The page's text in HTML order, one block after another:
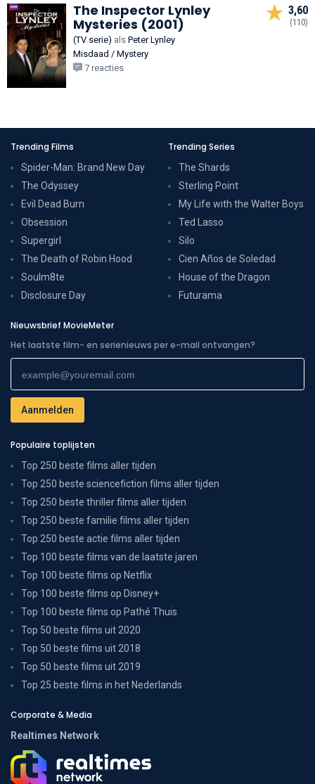
The Inspector Lynley
Mysteries (2001)
(TV serie) als Peter Lynley
Misdaad / Mystery
7 reacties
3,60
(110)
Trending Films
Spider-Man: Brand New Day
The Odyssey
Evil Dead Burn
Obsession
Supergirl
The Death of Robin Hood
Soulm8te
Disclosure Day
Trending Series
The Shards
Sterling Point
My Life with the Walter Boys
Ted Lasso
Silo
Cien Años de Soledad
House of the Dragon
Futurama
Nieuwsbrief MovieMeter
Het laatste film- en serienieuws per e-mail ontvangen?
Populaire toplijsten
Top 250 beste films aller tijden
Top 250 beste sciencefiction films aller tijden
Top 250 beste thriller films aller tijden
Top 250 beste familie films aller tijden
Top 250 beste actie films aller tijden
Top 100 beste films van de laatste jaren
Top 100 beste films op Netflix
Top 100 beste films op Disney+
Top 100 beste films op Pathé Thuis
Top 50 beste films uit 2020
Top 50 beste films uit 2018
Top 50 beste films uit 2019
Top 25 beste films in het Nederlands
Corporate & Media
Realtimes Network